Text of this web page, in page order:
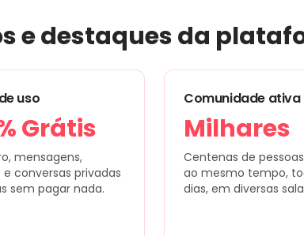
e destaques da
uso
Grátis
mensagens,
conversas privadas
sem pagar nada.
Comunidade ativa
Milhares
Centenas de
ao mesmo tempo,
dias, em diversas